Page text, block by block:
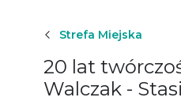
Strefa Miejska
20 lat
Walczak -